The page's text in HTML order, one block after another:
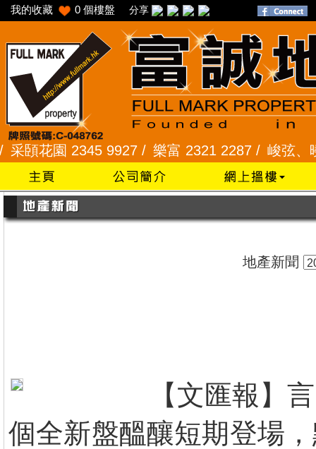
我的收藏 0 個樓盤 分享
花園 2345 9927 /樂富 2321 2287 /峻弦、曉
地產新聞
【文匯報】
個全新盤醞釀短期登場